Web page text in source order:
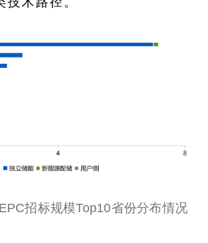
招标规模Top10省份分布情况